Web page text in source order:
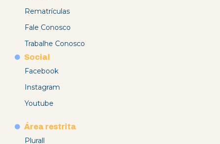
Rematrículas
Fale Conosco
Trabalhe Conosco
Social
Facebook
Instagram
Youtube
Área restrita
Plurall